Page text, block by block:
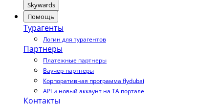
Skywards
Помощь
Турагенты
Логин для турагентов
Партнеры
Платежные партнеры
Ваучер-партнеры
Корпоративная программа flydubai
API и новый аккаунт на TA портале
Контакты